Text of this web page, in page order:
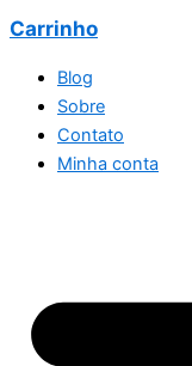
Carrinho
Blog
Sobre
Contato
Minha conta